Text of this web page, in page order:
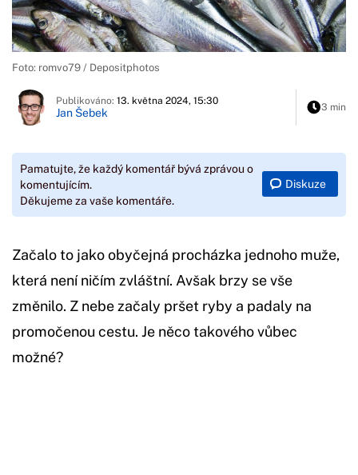
Foto: romvo79 / Depositphotos
Publikováno: 13. května 2024, 15:30
Jan Šebek 3 min
Pamatujte, že každý komentář bývá zprávou o
komentujícím.
Děkujeme za vaše komentáře.
Diskuze
Začalo to jako obyčejná procházka jednoho muže,
která není ničím zvláštní. Avšak brzy se vše
změnilo. Z nebe začaly pršet ryby a padaly na
promočenou cestu. Je něco takového vůbec
možné?